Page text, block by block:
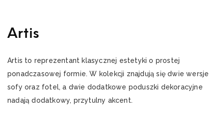
Artis
Artis to reprezentant klasycznej estetyki o prostej
ponadczasowej formie. W kolekcji znajdują się dwie wersje
sofy oraz fotel, a dwie dodatkowe poduszki dekoracyjne
nadają dodatkowy, przytulny akcent.